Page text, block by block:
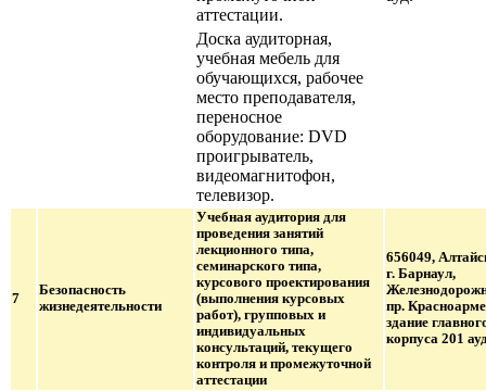
аттестации.
Доска аудиторная,
учебная мебель для
обучающихся, рабочее
место преподавателя,
переносное
оборудование: DVD
проигрыватель,
видеомагнитофон,
телевизор.
7
Безопасность
жизнедеятельности
Учебная аудитория для
проведения занятий
лекционного типа,
семинарского типа,
курсового проектирования
(выполнения курсовых
работ), групповых и
индивидуальных
консультаций, текущего
контроля и промежуточной
аттестации
656049,
г. Барнаул,
пр.
здание
корпуса 201